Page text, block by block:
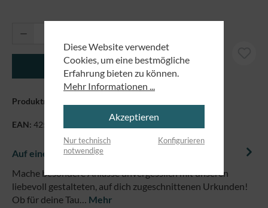
Produkt Anzahl: Gib den gewünschten
In den Warenkorb
Produktnummer:
EAN: 4250479868831
Auf einem Blick
Mache besondere Anlässe unvergesslich mit unseren
liebevoll gestalteten, auf dich zugeschnittenen Urkunden!
Ob für deine Tau… Mehr
Diese Website verwendet
Cookies, um eine bestmögliche
Erfahrung bieten zu können.
Mehr Informationen ...
Akzeptieren
Nur technisch
notwendige
Konfigurieren